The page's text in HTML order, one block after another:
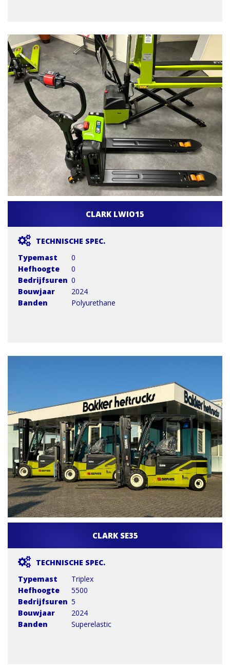
CLARK LWIO15
TECHNISCHE SPEC.
Typemast
0
Hefhoogte
0
Bedrijfsuren 0
Bouwjaar
2024
Banden
Polyurethane
CLARK SE35
TECHNISCHE SPEC.
Typemast
Triplex
Hefhoogte
5500
Bedrijfsuren 5
Bouwjaar
2024
Banden
Superelastic